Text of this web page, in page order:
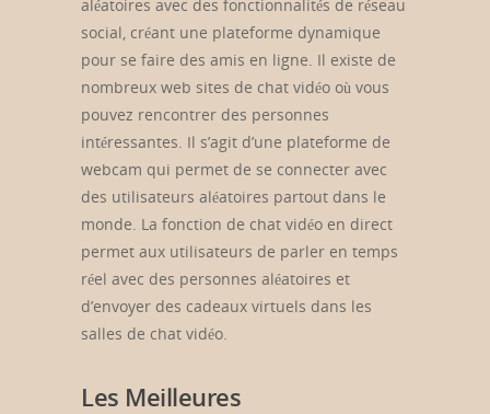
aléatoires avec des fonctionnalités de réseau
social, créant une plateforme dynamique
pour se faire des amis en ligne. Il existe de
nombreux web sites de chat vidéo où vous
pouvez rencontrer des personnes
intéressantes. Il s’agit d’une plateforme de
webcam qui permet de se connecter avec
des utilisateurs aléatoires partout dans le
monde. La fonction de chat vidéo en direct
permet aux utilisateurs de parler en temps
réel avec des personnes aléatoires et
d’envoyer des cadeaux virtuels dans les
salles de chat vidéo.
Les Meilleures